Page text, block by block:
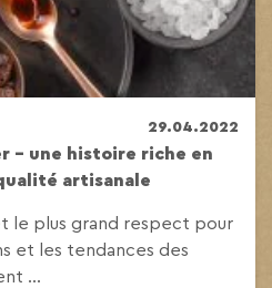
29.04.2022
– une histoire riche en
artisanale
le plus grand respect pour
et les tendances des
...